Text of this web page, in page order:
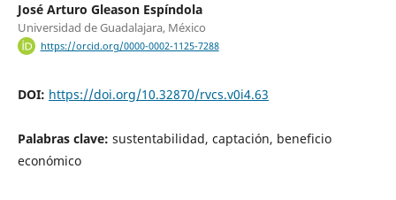
José Arturo Gleason Espíndola
Universidad de Guadalajara, México
https://orcid.org/0000-0002-1125-7288
DOI: https://doi.org/10.32870/rvcs.v0i4.63
Palabras clave: sustentabilidad, captación, beneficio
económico